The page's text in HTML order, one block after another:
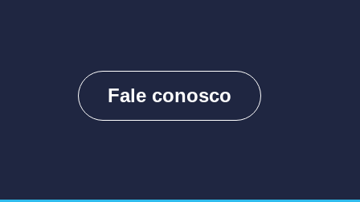
Fale conosco